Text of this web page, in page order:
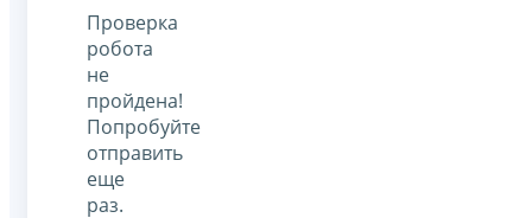
Проверка
робота
не
пройдена!
Попробуйте
отправить
еще
раз.